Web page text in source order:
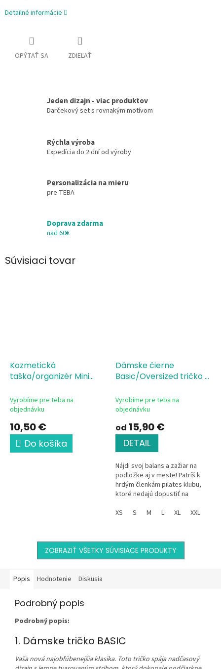
Detailné informácie
OPÝTAŤ SA ZDIEĽAŤ
Jeden dizajn - viac produktov
Darčekový set s rovnakým motívom
Rýchla výroba
Expedícia do 2 dní od výroby
Personalizácia na mieru
pre TEBA
Doprava zdarma
nad 60€
Súvisiaci tovar
Kozmetická
taška/organizér Mini
Vyrobíme pre teba na
objednávku
10,50 €
Do košíka
Dámske čierne
Basic/Oversized tričko s
Vyrobíme pre teba na
objednávku
od 15,90 €
DETAIL
Nájdi svoj balans a zažiar na
podložke aj v meste! Patríš k
hrdým členkám pilates klubu,
ktoré nedajú dopustiť na
tela a dávku endorfínov? S...
XS S M L XL XXL
ZOBRAZIŤ VŠETKY SÚVISIACE PRODUKTY
Popis Hodnotenie Diskusia
Podrobný popis
Podrobný popis:
1. Dámske tričko BASIC
Vaša nová najobľúbenejšia klasika. Toto tričko spája nadčasový